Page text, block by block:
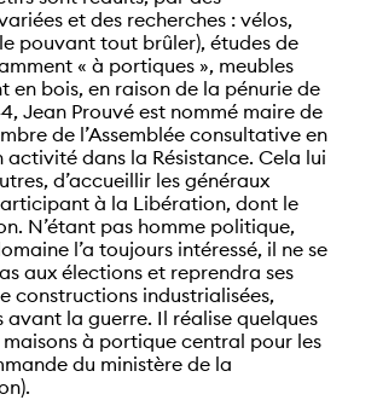
et des recherches : vélos,
pouvant tout brûler), études de
« à portiques », meubles
en bois, en raison de la pénurie de
Jean Prouvé est nommé maire de
de l’Assemblée consultative en
activité dans la Résistance. Cela lui
d’accueillir les généraux
à la Libération, dont le
N’étant pas homme politique,
l’a toujours intéressé, il ne se
aux élections et reprendra ses
constructions industrialisées,
avant la guerre. Il réalise quelques
à portique central pour les
du ministère de la